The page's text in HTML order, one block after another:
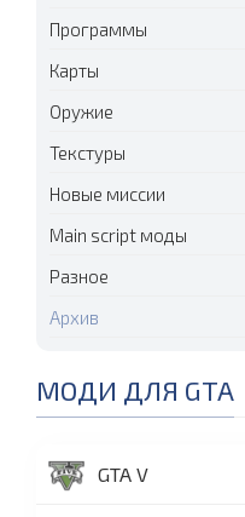
Программы
Карты
Оружие
Текстуры
Новые миссии
Main script моды
Разное
Архив
МОДИ ДЛЯ GTA
GTA V